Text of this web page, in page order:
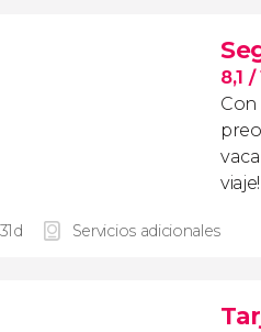
8,1 /
viaje!
Servicios adicionales